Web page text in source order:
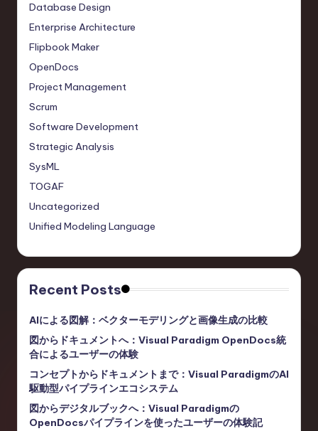
Database Design
Enterprise Architecture
Flipbook Maker
OpenDocs
Project Management
Scrum
Software Development
Strategic Analysis
SysML
TOGAF
Uncategorized
Unified Modeling Language
Recent Posts
AIによる図解：ベクターモデリングと画像生成の比較
図からドキュメントへ：Visual Paradigm OpenDocs統
合によるユーザーの体験
コンセプトからドキュメントまで：Visual ParadigmのAI
駆動型パイプラインエコシステム
図からデジタルブックへ：Visual Paradigmの
OpenDocsパイプラインを使ったユーザーの体験記